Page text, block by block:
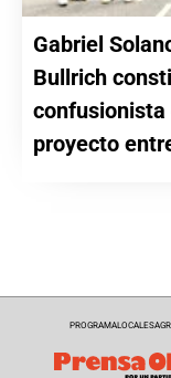
Gabriel
Bullrich
confusionista
proyecto
PROGRAMALOCALES